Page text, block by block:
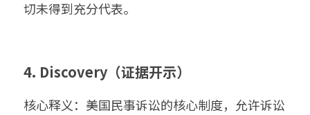
切未得到充分代表。
4. Discovery（证据开示）
核心释义：美国民事诉讼的核心制度，允许诉讼